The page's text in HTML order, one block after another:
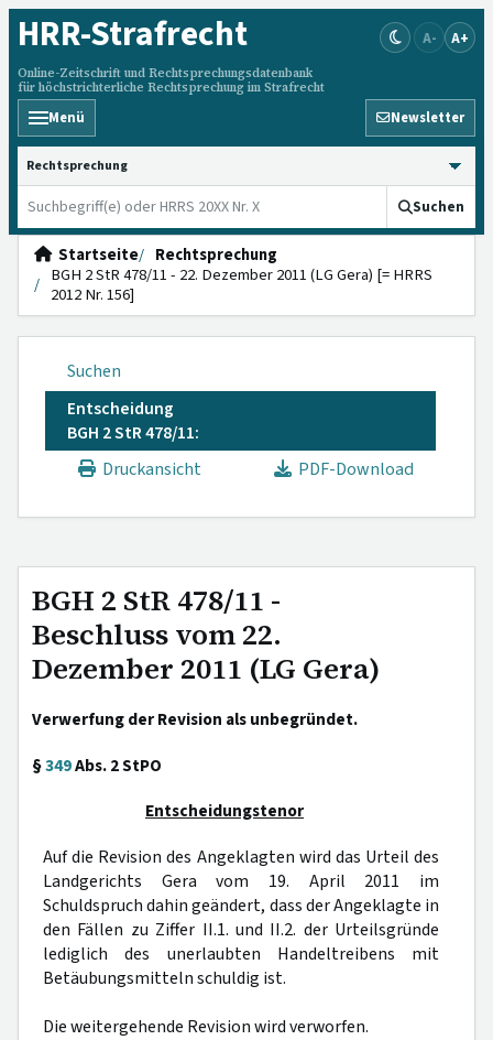
HRR-Strafrecht
Online-Zeitschrift und Rechtsprechungsdatenbank
für höchstrichterliche Rechtsprechung im Strafrecht
A- A+
Menü Newsletter
HRRS durchsuchen
Suchen
Startseite
Rechtsprechung
BGH 2 StR 478/11 - 22. Dezember 2011 (LG Gera) [= HRRS
2012 Nr. 156]
Suchen
Entscheidung
BGH 2 StR 478/11:
Druckansicht
PDF-Download
BGH 2 StR 478/11 -
Beschluss vom 22.
Dezember 2011 (LG Gera)
Verwerfung der Revision als unbegründet.
§349Abs. 2 StPO
Entscheidungstenor
Auf die Revision des Angeklagten wird das Urteil des
Landgerichts Gera vom 19. April 2011 im
Schuldspruch dahin geändert, dass der Angeklagte in
den Fällen zu Ziffer II.1. und II.2. der Urteilsgründe
lediglich des unerlaubten Handeltreibens mit
Betäubungsmitteln schuldig ist.
Die weitergehende Revision wird verworfen.